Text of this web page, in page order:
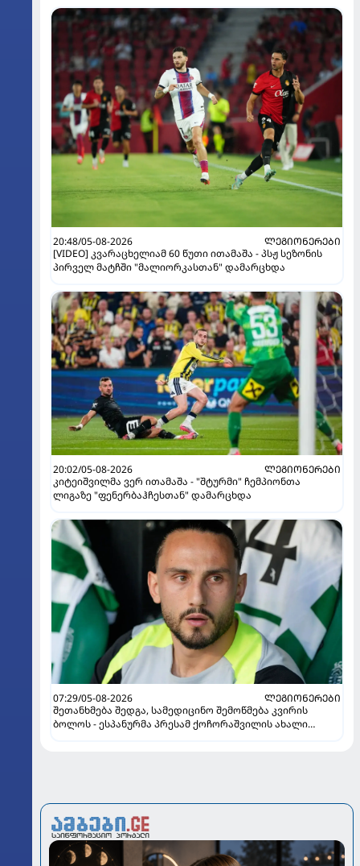
20:48/05-08-2026
ᲚᲔᲒᲘᲝᲜᲔᲠᲔᲑᲘ
[VIDEO] კვარაცხელიამ 60 წუთი ითამაშა - პსჟ სეზონის
პირველ მატჩში "მალიორკასთან" დამარცხდა
20:02/05-08-2026
ᲚᲔᲒᲘᲝᲜᲔᲠᲔᲑᲘ
კიტეიშვილმა ვერ ითამაშა - "შტურმი" ჩემპიონთა
ლიგაზე "ფენერბაჰჩესთან" დამარცხდა
07:29/05-08-2026
ᲚᲔᲒᲘᲝᲜᲔᲠᲔᲑᲘ
შეთანხმება შედგა, სამედიცინო შემოწმება კვირის
ბოლოს - ესპანურმა პრესამ ქოჩორაშვილის ახალი